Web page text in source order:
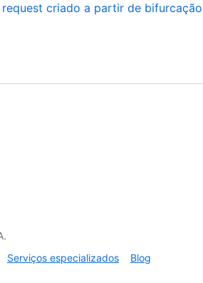
criado a partir de bifurcação
Serviços especializados Blog